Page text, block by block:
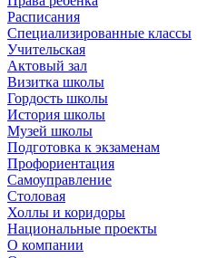
Расписания
Специализированные классы
Учительская
Актовый зал
Визитка школы
Гордость школы
История школы
Музей школы
Подготовка к экзаменам
Профориентация
Самоуправление
Столовая
Холлы и коридоры
Национальные проекты
О компании